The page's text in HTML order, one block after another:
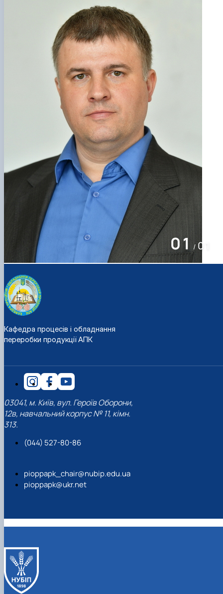
01 / 01
Кафедра процесів і обладнання
переробки продукції АПК
03041, м. Київ, вул. Героїв Оборони,
12в, навчальний корпус № 11, кімн.
313.
(044) 527-80-86
pioppapk_chair@nubip.edu.ua
pioppapk@ukr.net